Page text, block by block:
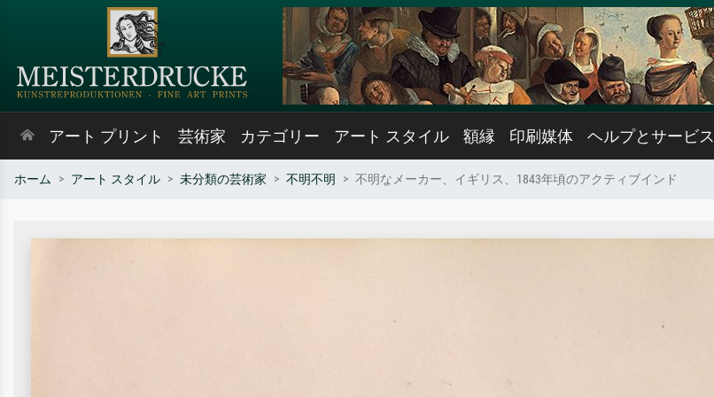
アート プリント 芸術家 カテゴリー アート スタイル 額縁 印刷媒体 ヘルプとサービス
ホーム アート スタイル 未分類の芸術家 不明不明 不明なメーカー、イギリス、1843年頃のアクティブインド